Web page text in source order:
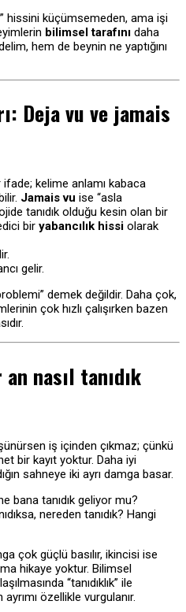
hissini küçümsemeden, ama işi
bilimsel tarafını daha
hem de beynin ne yaptığını
Deja vu ve jamais
kelime anlamı kabaca
Jamais vu ise “asla
tanıdık olduğu kesin olan bir
bir yabancılık hissi olarak
gelir.
demek değildir. Daha çok,
çok hızlı çalışırken bazen
nasıl tanıdık
iş içinden çıkmaz; çünkü
bir kayıt yoktur. Daha iyi
sahneye iki ayrı damga basar.
bana tanıdık geliyor mu?
nereden tanıdık? Hangi
çok güçlü basılır, ikincisi ise
hikaye yoktur. Bilimsel
“tanıdıklık” ile
özellikle vurgulanır.